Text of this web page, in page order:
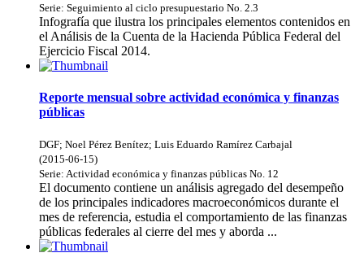
Serie: Seguimiento al ciclo presupuestario No. 2.3
Infografía que ilustra los principales elementos contenidos en
el Análisis de la Cuenta de la Hacienda Pública Federal del
Ejercicio Fiscal 2014.
Reporte mensual sobre actividad económica y finanzas
públicas
DGF; Noel Pérez Benítez; Luis Eduardo Ramírez Carbajal
(2015-06-15)
Serie: Actividad económica y finanzas públicas No. 12
El documento contiene un análisis agregado del desempeño
de los principales indicadores macroeconómicos durante el
mes de referencia, estudia el comportamiento de las finanzas
públicas federales al cierre del mes y aborda ...